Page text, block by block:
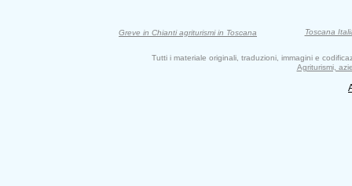
Greve in Chianti agriturismi in Toscana Toscana
Tutti i materiale originali, traduzioni, immagini e
Agriturismi,